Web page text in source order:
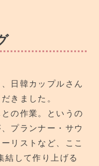
日韓カップルさん
きました。
の作業。というの
プランナー・サウ
リストなど、ここ
結して作り上げる